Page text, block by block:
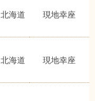
北海道 現地幸座
北海道 現地幸座